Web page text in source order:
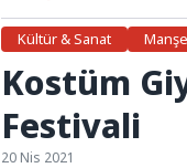
Kültür & Sanat
Kostüm
Festivali
20 Nis 2021